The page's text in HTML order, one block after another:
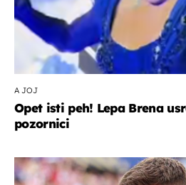
A JOJ
Opet isti peh! Lepa Brena
pozornici